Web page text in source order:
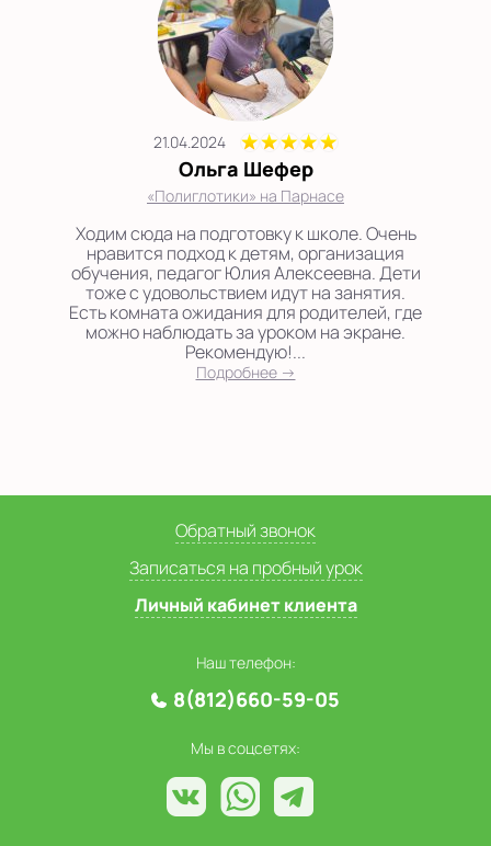
21.04.2024
Ольга Шефер
«Полиглотики» на Парнасе
Ходим сюда на подготовку к школе. Очень
нравится подход к детям, организация
обучения, педагог Юлия Алексеевна. Дети
тоже с удовольствием идут на занятия.
Есть комната ожидания для родителей, где
можно наблюдать за уроком на экране.
Рекомендую!...
Подробнее →
Обратный звонок
Записаться на пробный урок
Личный кабинет клиента
Наш телефон:
8(812)660-59-05
Мы в соцсетях: